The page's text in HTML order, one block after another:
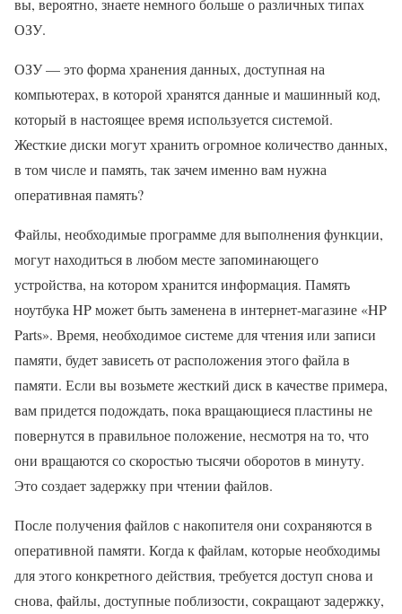
вы, вероятно, знаете немного больше о различных типах
ОЗУ.
ОЗУ — это форма хранения данных, доступная на
компьютерах, в которой хранятся данные и машинный код,
который в настоящее время используется системой.
Жесткие диски могут хранить огромное количество данных,
в том числе и память, так зачем именно вам нужна
оперативная память?
Файлы, необходимые программе для выполнения функции,
могут находиться в любом месте запоминающего
устройства, на котором хранится информация. Память
ноутбука HP может быть заменена в интернет-магазине «HP
Parts». Время, необходимое системе для чтения или записи
памяти, будет зависеть от расположения этого файла в
памяти. Если вы возьмете жесткий диск в качестве примера,
вам придется подождать, пока вращающиеся пластины не
повернутся в правильное положение, несмотря на то, что
они вращаются со скоростью тысячи оборотов в минуту.
Это создает задержку при чтении файлов.
После получения файлов с накопителя они сохраняются в
оперативной памяти. Когда к файлам, которые необходимы
для этого конкретного действия, требуется доступ снова и
снова, файлы, доступные поблизости, сокращают задержку,